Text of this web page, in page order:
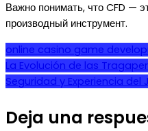
Важно понимать, что CFD —
производный инструмент.
Navegación
de
entradas
online casino game
La Evolución de las
Seguridad y Experiencia del
Deja una